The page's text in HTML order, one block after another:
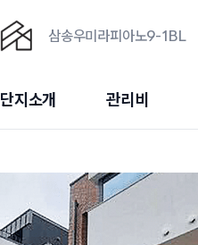
삼송우미라피아노9-1BL
단지소개 관리비